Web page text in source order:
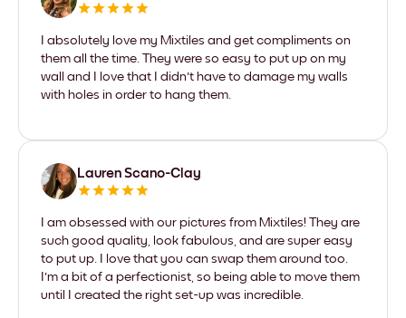
I absolutely love my Mixtiles and get compliments on
them all the time. They were so easy to put up on my
wall and I love that I didn't have to damage my walls
with holes in order to hang them.
Lauren Scano-Clay
I am obsessed with our pictures from Mixtiles! They are
such good quality, look fabulous, and are super easy
to put up. I love that you can swap them around too.
I'm a bit of a perfectionist, so being able to move them
until I created the right set-up was incredible.